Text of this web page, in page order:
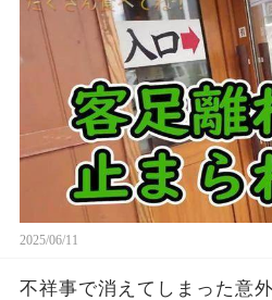
2025/06/11
不祥事で消えてしまった意